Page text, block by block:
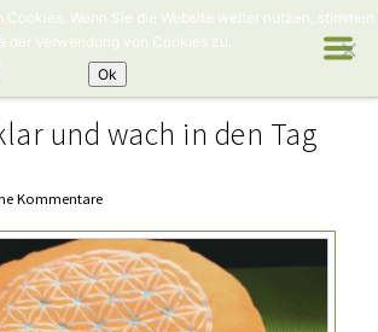
und wach in den Tag
Kommentare
Cookies. Wenn Sie die Website weiter nutzen, stimmen
der Verwendung von Cookies zu.
Ok